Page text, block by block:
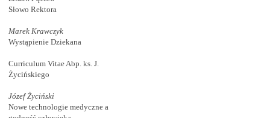
Słowo Rektora
Marek Krawczyk
Wystąpienie Dziekana
Curriculum Vitae Abp. ks. J.
Życińskiego
Józef Życiński
Nowe technologie medyczne a